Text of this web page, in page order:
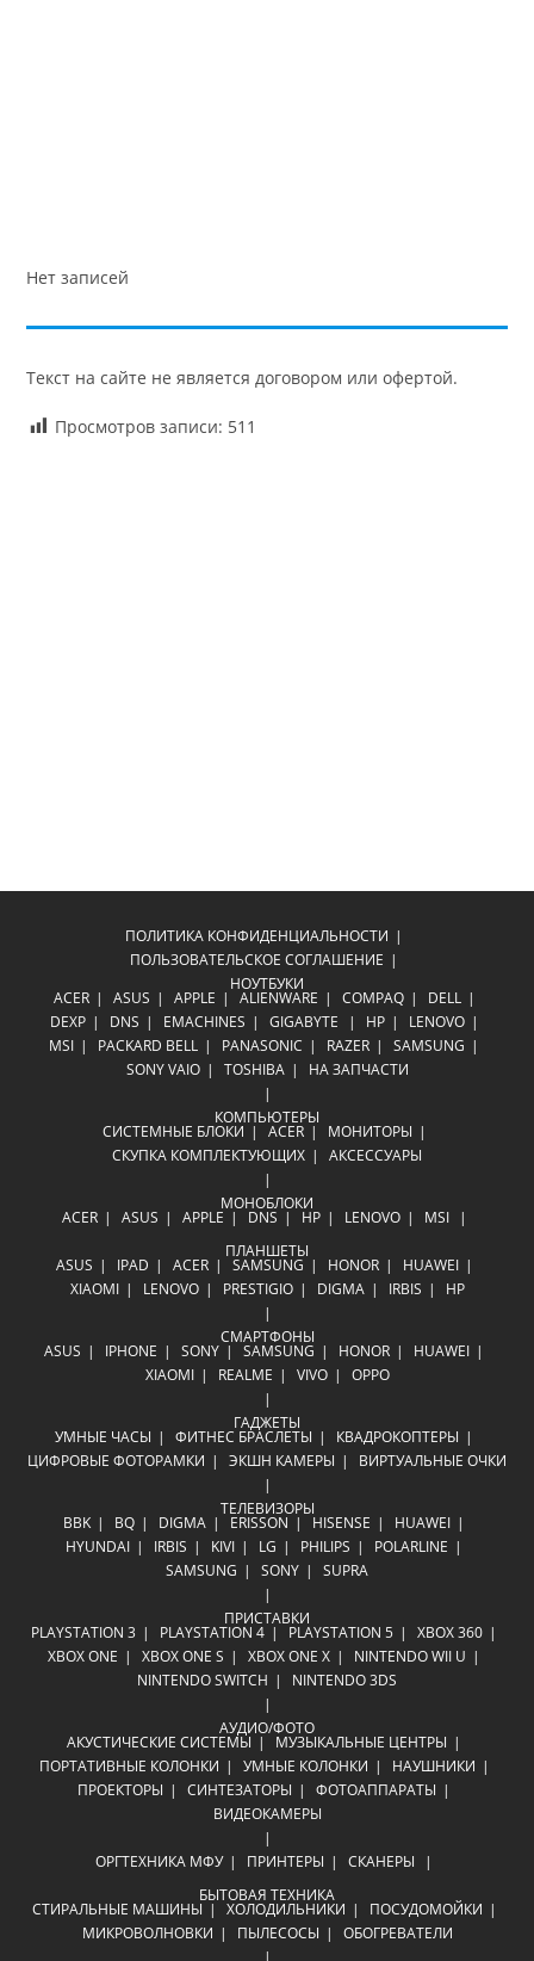
Нет записей
Текст на сайте не является договором или офертой.
Просмотров записи: 511
ПОЛИТИКА КОНФИДЕНЦИАЛЬНОСТИ
ПОЛЬЗОВАТЕЛЬСКОЕ СОГЛАШЕНИЕ
НОУТБУКИ
ACER ASUS APPLE ALIENWARE COMPAQ
DELL
DEXP
DNS EMACHINES GIGABYTE HP
LENOVO
MSI
PACKARD BELL PANASONIC RAZER
SAMSUNG
SONY VAIO
TOSHIBA НА ЗАПЧАСТИ
КОМПЬЮТЕРЫ
СИСТЕМНЫЕ БЛОКИ ACER
МОНИТОРЫ
СКУПКА КОМПЛЕКТУЮЩИХ
АКСЕССУАРЫ
МОНОБЛОКИ
ACER ASUS APPLE DNS HP LENOVO
MSI
ПЛАНШЕТЫ
ASUS IPAD ACER SAMSUNG HONOR
HUAWEI
XIAOMI
LENOVO PRESTIGIO DIGMA IRBIS HP
СМАРТФОНЫ
ASUS IPHONE SONY SAMSUNG HONOR
HUAWEI
XIAOMI
REALME VIVO OPPO
ГАДЖЕТЫ
УМНЫЕ ЧАСЫ ФИТНЕС БРАСЛЕТЫ
КВАДРОКОПТЕРЫ
ЦИФРОВЫЕ ФОТОРАМКИ
ЭКШН КАМЕРЫ ВИРТУАЛЬНЫЕ ОЧКИ
ТЕЛЕВИЗОРЫ
BBK BQ DIGMA ERISSON HISENSE
HUAWEI
HYUNDAI
IRBIS KIVI LG PHILIPS
POLARLINE
SAMSUNG
SONY SUPRA
ПРИСТАВКИ
PLAYSTATION 3 PLAYSTATION 4 PLAYSTATION 5
XBOX 360
XBOX ONE
XBOX ONE S XBOX ONE X
NINTENDO WII U
NINTENDO SWITCH
NINTENDO 3DS
АУДИО/ФОТО
АКУСТИЧЕСКИЕ СИСТЕМЫ
МУЗЫКАЛЬНЫЕ ЦЕНТРЫ
ПОРТАТИВНЫЕ КОЛОНКИ
УМНЫЕ КОЛОНКИ
НАУШНИКИ
ПРОЕКТОРЫ
СИНТЕЗАТОРЫ
ФОТОАППАРАТЫ
ВИДЕОКАМЕРЫ
ОРГТЕХНИКА МФУ ПРИНТЕРЫ
СКАНЕРЫ
БЫТОВАЯ ТЕХНИКА
СТИРАЛЬНЫЕ МАШИНЫ ХОЛОДИЛЬНИКИ
ПОСУДОМОЙКИ
МИКРОВОЛНОВКИ
ПЫЛЕСОСЫ ОБОГРЕВАТЕЛИ